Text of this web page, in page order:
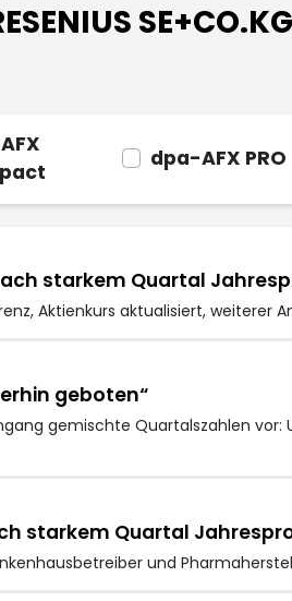
dpa-AFX PRO
starkem Quartal
Aktienkurs aktualisiert, weiterer
geboten“
gemischte Quartalszahlen
starkem Quartal
und